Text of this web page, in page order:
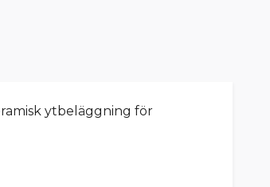
ytbeläggning för